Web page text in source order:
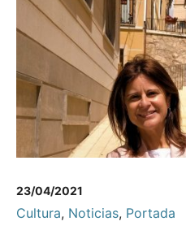
23/04/2021
Cultura, Noticias, Portada